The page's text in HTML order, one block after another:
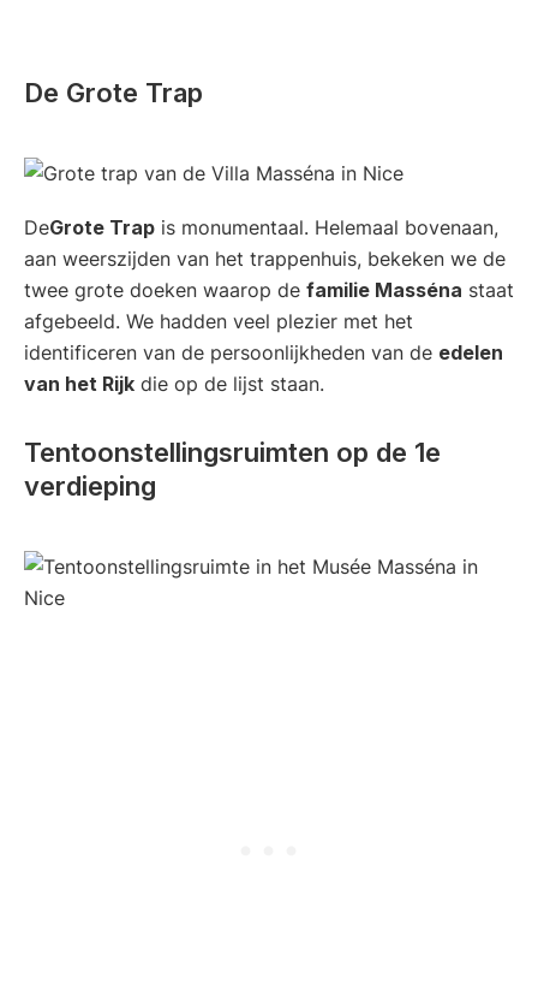
De Grote Trap
DeGrote Trap is monumentaal. Helemaal bovenaan,
aan weerszijden van het trappenhuis, bekeken we de
twee grote doeken waarop de familie Masséna staat
afgebeeld. We hadden veel plezier met het
identificeren van de persoonlijkheden van de edelen
van het Rijk die op de lijst staan.
Tentoonstellingsruimten op de 1e
verdieping